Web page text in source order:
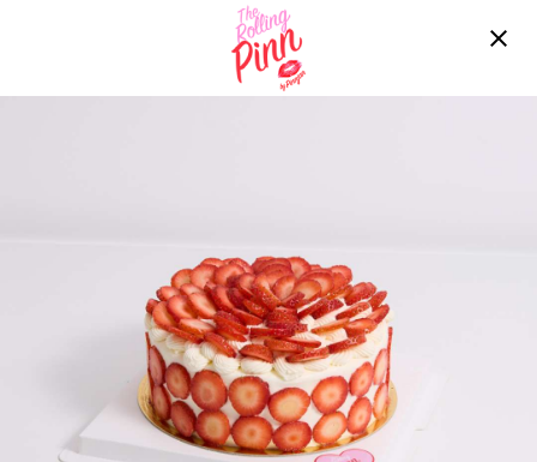
Free delivery over ฿2200!